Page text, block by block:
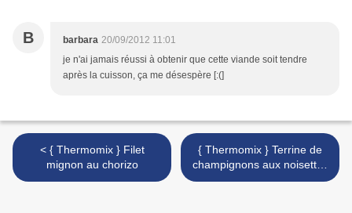
B barbara 20/09/2012 11:01
je n'ai jamais réussi à obtenir que cette viande soit tendre
après la cuisson, ça me désespère [:(]
< { Thermomix } Filet
mignon au chorizo
{ Thermomix } Terrine de
champignons aux noisettes
# végé # >